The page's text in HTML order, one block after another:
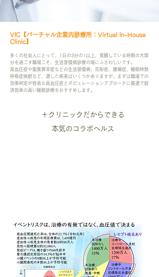
VIC【バーチャル企業内診療所：Virtual In-House
Clinic】
多くの社会人にとって、1日の3分の1以上、覚醒している時間の大部
分を過ごす職場こそ、生活習慣病診療の場にふさわしいです。
高血圧症や脂質異常症などの生活習慣病、花粉症、腰痛症、睡眠時無
呼吸症候群など、適した疾患はいくつかありますが、まずは職場での
効果判定が容易な高血圧症とポピュレーションアプローチに最適で経
済効果の高い睡眠診療をおすすめします。
＋クリニックだからできる
本気のコラボヘルス